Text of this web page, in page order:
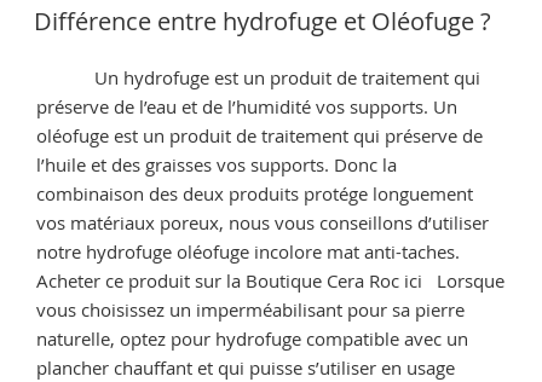
LE
Différence entre hydrofuge et Oléofuge ?
Un hydrofuge est un produit de traitement qui
préserve de l’eau et de l’humidité vos supports. Un
oléofuge est un produit de traitement qui préserve de
l’huile et des graisses vos supports. Donc la
combinaison des deux produits protége longuement
vos matériaux poreux, nous vous conseillons d’utiliser
notre hydrofuge oléofuge incolore mat anti-taches.
Acheter ce produit sur la Boutique Cera Roc ici Lorsque
vous choisissez un imperméabilisant pour sa pierre
naturelle, optez pour hydrofuge compatible avec un
plancher chauffant et qui puisse s’utiliser en usage